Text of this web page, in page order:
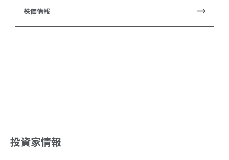
株価情報
投資家情報